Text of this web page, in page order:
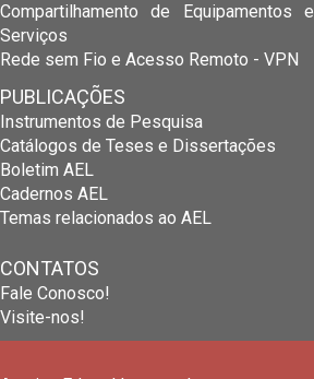
Compartilhamento de Equipamentos e
Serviços
Rede sem Fio e Acesso Remoto - VPN
PUBLICAÇÕES
Instrumentos de Pesquisa
Catálogos de Teses e Dissertações
Boletim AEL
Cadernos AEL
Temas relacionados ao AEL
CONTATOS
Fale Conosco!
Visite-nos!